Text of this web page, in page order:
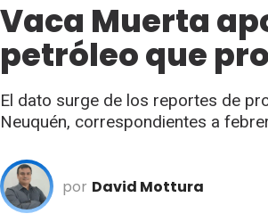
Vaca Muerta
petróleo que
El dato surge de los reportes de
Neuquén, correspondientes a
por David Mottura